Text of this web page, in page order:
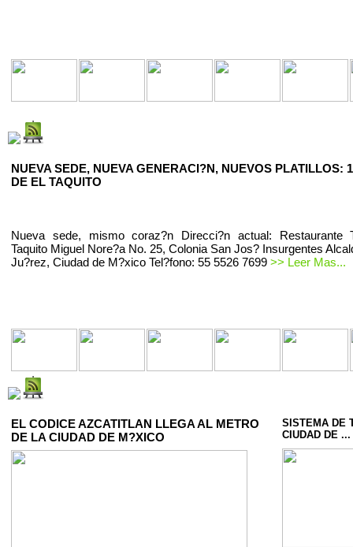
NUEVA SEDE, NUEVA GENERACI?N, NUEVOS PLATILLOS:
DE EL TAQUITO
Nueva sede, mismo coraz?n Direcci?n actual: Restaurante
Taquito Miguel Nore?a No. 25, Colonia San Jos? Insurgentes
Ju?rez, Ciudad de M?xico Tel?fono: 55 5526 7699 >> Leer Mas...
EL CODICE AZCATITLAN LLEGA AL METRO
DE LA CIUDAD DE M?XICO
SISTEMA DE
CIUDAD DE ...